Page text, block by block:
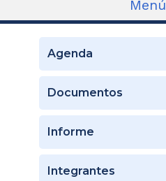
Menú
Agenda
Documentos
Informe
Integrantes